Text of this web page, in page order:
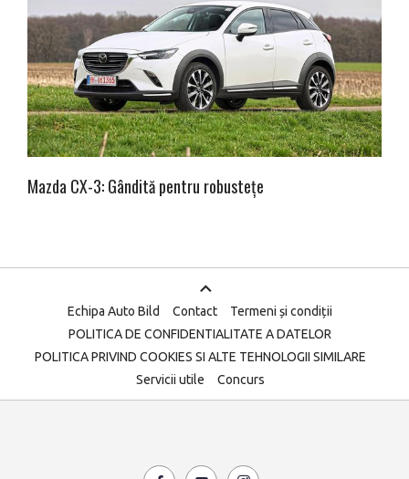
Mazda CX-3: Gândită pentru robustețe
Echipa Auto Bild Contact
Termeni și condiții
POLITICA DE CONFIDENTIALITATE A DATELOR
POLITICA PRIVIND COOKIES SI ALTE TEHNOLOGII SIMILARE
Servicii utile
Concurs